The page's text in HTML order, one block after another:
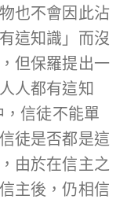
也不會因此沾
這知識」而沒
但保羅提出一
人都有這知
信徒不能單
徒是否都是這
由於在信主之
主後，仍相信